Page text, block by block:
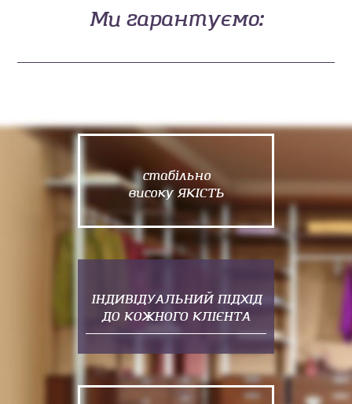
Ми гарантуємо:
стабільно
високу ЯКІСТЬ
ІНДИВІДУАЛЬНИЙ ПІДХІД
ДО КОЖНОГО КЛІЄНТА